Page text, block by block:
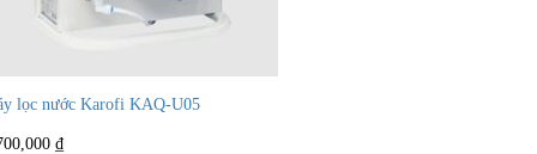
lọc nước Karofi KAQ-U05
₫